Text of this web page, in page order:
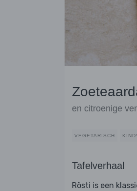
en citroenige
VEGETARISCH
Tafelverhaal
Rösti is een